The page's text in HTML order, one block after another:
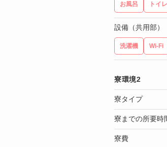
お風呂 トイレ
設備（共用部）
洗濯機 Wi-Fi
寮環境2
寮タイプ
寮までの所要時
寮費